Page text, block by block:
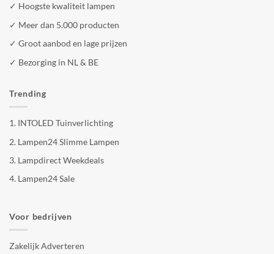
✓ Hoogste kwaliteit lampen
✓ Meer dan 5.000 producten
✓ Groot aanbod en lage prijzen
✓ Bezorging in NL & BE
Trending
1. INTOLED Tuinverlichting
2. Lampen24 Slimme Lampen
3. Lampdirect Weekdeals
4. Lampen24 Sale
Voor bedrijven
Zakelijk Adverteren